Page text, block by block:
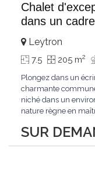
Chalet
dans un
SUR
Leytron
7.5 205 m2
Plongez dans un
charmante
niché dans un
nature règne en
par ses finitions de
Le bois de mélèze...